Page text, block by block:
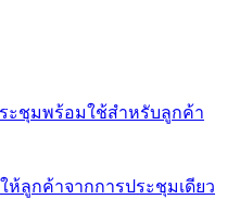
ะชุมพร้อมใช้สำหรับลูกค้า
ห้ลูกค้าจากการประชุมเดียว